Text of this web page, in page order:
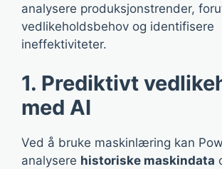
analysere produksjonstrender,
vedlikeholdsbehov og identifisere
ineffektiviteter.
1. Prediktivt
med AI
Ved å bruke maskinlæring kan
analysere historiske maskindata